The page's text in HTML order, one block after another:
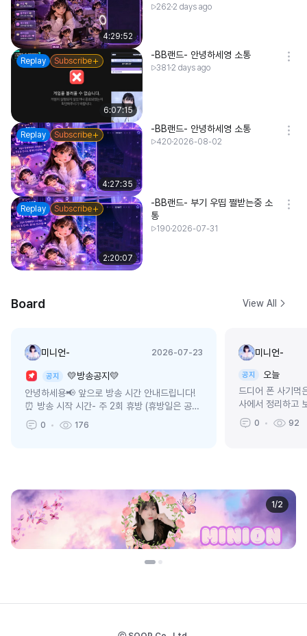
4:29:52
262 2 days ago
Replay Subscribe
6:07:15
-BB랜드- 안녕하세영 소통
381 2 days ago
Replay Subscribe
4:27:35
-BB랜드- 안녕하세영 소통
420 2026-08-02
Replay Subscribe
2:20:07
-BB랜드- 부기 우띱 쩔받는중 소
통
190 2026-07-31
Board View All
미니언- 2026-07-23
공지
💛방송공지💛
안녕하세용📢 앞으로 방송 시간 안내드립니다!
⏰ 방송 시작 시간- 주 2회 휴방 (휴방일은 공지
를 확인해주세요!)- 나머지 요일 오후 6시 방송
시작💛 고정 콘텐츠- 매주 월요일...
0 176
미니언-
공지
오늘
드디어 폰 사기먹
사에서 정리하고
이 좀 늦었네여그
받았었는데그래
0 92
1/2